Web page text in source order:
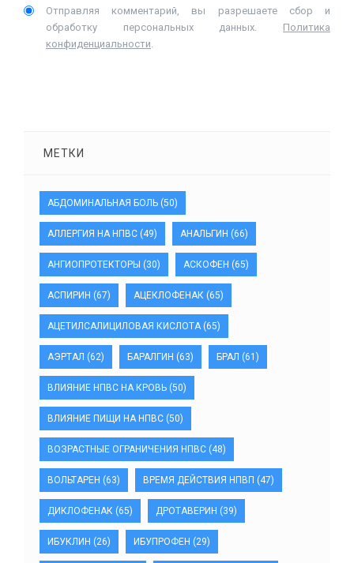
Отправляя комментарий, вы разрешаете сбор и
обработку персональных данных. Политика
конфиденциальности.
МЕТКИ
АБДОМИНАЛЬНАЯ БОЛЬ (50)
АЛЛЕРГИЯ НА НПВС (49) АНАЛЬГИН (66)
АНГИОПРОТЕКТОРЫ (30) АСКОФЕН (65)
АСПИРИН (67) АЦЕКЛОФЕНАК (65)
АЦЕТИЛСАЛИЦИЛОВАЯ КИСЛОТА(65)
АЭРТАЛ (62) БАРАЛГИН (63) БРАЛ (61)
ВЛИЯНИЕ НПВС НА КРОВЬ (50)
ВЛИЯНИЕ ПИЩИ НА НПВС (50)
ВОЗРАСТНЫЕ ОГРАНИЧЕНИЯ НПВС (48)
ВОЛЬТАРЕН (63) ВРЕМЯ ДЕЙСТВИЯ НПВП (47)
ДИКЛОФЕНАК (65) ДРОТАВЕРИН (39)
ИБУКЛИН (26) ИБУПРОФЕН (29)